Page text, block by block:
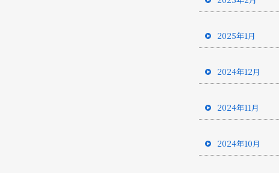
2025年1月
2024年12月
2024年11月
2024年10月